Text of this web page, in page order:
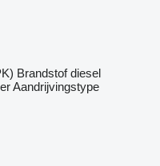
Brandstof diesel
Aandrijvingstype